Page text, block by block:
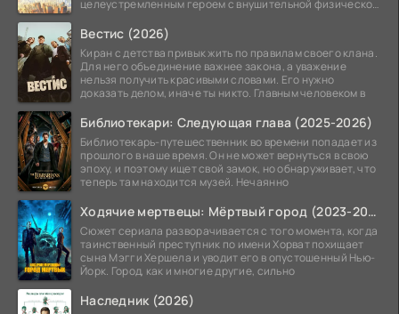
целеустремленным героем с внушительной физической
Вестис (2026)
Киран с детства привык жить по правилам своего клана.
Для него объединение важнее закона, а уважение
нельзя получить красивыми словами. Его нужно
доказать делом, иначе ты никто. Главным человеком в
Библиотекари: Следующая глава (2025-2026)
Библиотекарь-путешественник во времени попадает из
прошлого в наше время. Он не может вернуться в свою
эпоху, и поэтому ищет свой замок, но обнаруживает, что
теперь там находится музей. Нечаянно
Ходячие мертвецы: Мёртвый город (2023-2026)
Сюжет сериала разворачивается с того момента, когда
таинственный преступник по имени Хорват похищает
сына Мэгги Хершела и уводит его в опустошенный Нью-
Йорк. Город, как и многие другие, сильно
Наследник (2026)